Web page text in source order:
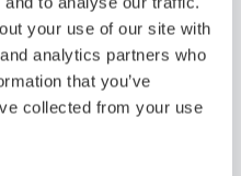
your use of our site with
analytics partners who
that you’ve
collected from your use
maritieme
Emission Lab